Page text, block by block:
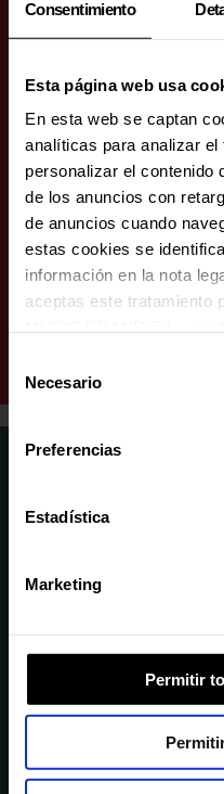
Consentimiento
Esta página web usa
En esta web se captan
analíticas para analizar
personalizar el contenido
de los anuncios con
de anuncios cuando
estas cookies se
información en la nota
aceptas este tratamiento
nuestra Política de
Necesario
Preferencias
Estadística
Marketing
Permitir
HORARIS
Perquè ens agrada la música
tot l’any i donem suport al